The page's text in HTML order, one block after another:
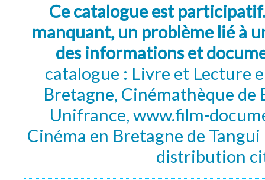
Ce catalogue est
manquant, un problème lié à
des informations et
catalogue : Livre et Lecture
Bretagne, Cinémathèque de
Unifrance, www.film-
Cinéma en Bretagne de
distribution